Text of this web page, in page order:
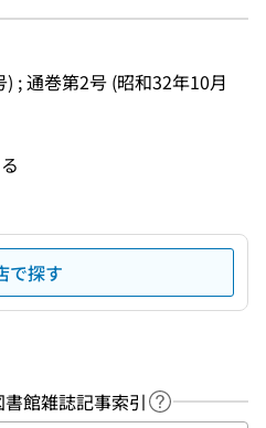
; 通巻第2号 (昭和32年10月
で探す
館雑誌記事索引 ヘルプペー